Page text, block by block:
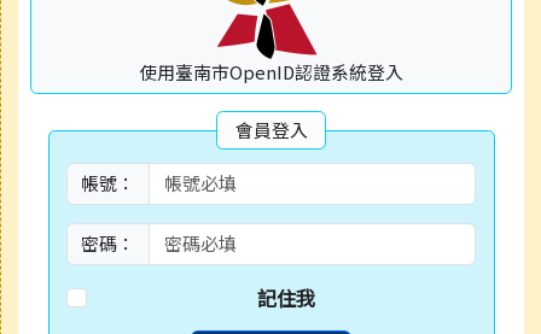
使用臺南市OpenID認證系統登入
會員登入
帳號：
密碼：
記住我